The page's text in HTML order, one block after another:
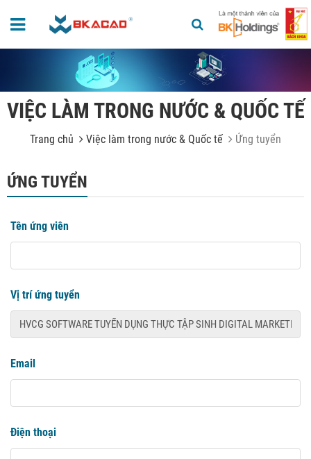
VIỆC LÀM TRONG NƯỚC & QUỐC TẾ
Trang chủ Việc làm trong nước & Quốc tế Ứng tuyển
ỨNG TUYỂN
Tên ứng viên
Vị trí ứng tuyển
Email
Điện thoại